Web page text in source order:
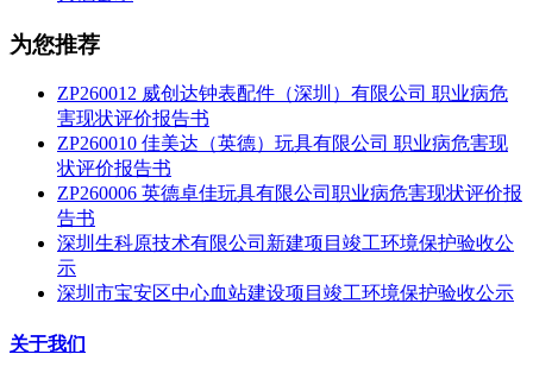
为您推荐
ZP260012 威创达钟表配件（深圳）有限公司 职业病危
害现状评价报告书
ZP260010 佳美达（英德）玩具有限公司 职业病危害现
状评价报告书
ZP260006 英德卓佳玩具有限公司职业病危害现状评价报
告书
深圳生科原技术有限公司新建项目竣工环境保护验收公
示
深圳市宝安区中心血站建设项目竣工环境保护验收公示
关于我们